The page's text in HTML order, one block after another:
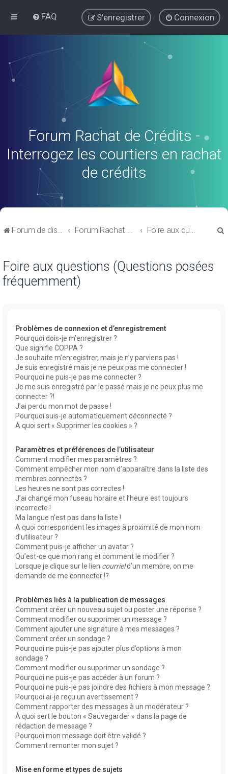
FAQ Connexion
S’enregistrer
Forum Rachat de Crédits -
Interrogez les courtiers en rachat
de crédits
Forum de discussions sur le Regroupement de Crédits et le Rachat de Crédits Forum Rachat de Crédits Foire aux questions (Questions posées fréquemment)
Foire aux questions (Questions posées
fréquemment)
Problèmes de connexion et d’enregistrement
Pourquoi dois-je m’enregistrer ?
Que signifie COPPA ?
Je souhaite m’enregistrer, mais je n’y parviens pas !
Je suis enregistré mais je ne peux pas me connecter !
Pourquoi ne puis-je pas me connecter ?
Je me suis enregistré par le passé mais je ne peux plus me
connecter ?!
J’ai perdu mon mot de passe !
Pourquoi suis-je automatiquement déconnecté ?
À quoi sert « Supprimer les cookies » ?
Paramètres et préférences de l’utilisateur
Comment modifier mes paramètres ?
Comment empêcher mon nom d’apparaître dans la liste des
membres connectés ?
Les heures ne sont pas correctes !
J’ai changé mon fuseau horaire et l’heure est toujours
incorrecte !
Ma langue n’est pas dans la liste !
A quoi correspondent les images à proximité de mon nom
d’utilisateur ?
Comment puis-je afficher un avatar ?
Qu’est-ce que mon rang et comment le modifier ?
Lorsque je clique sur le lien courrield’un membre, on me
demande de me connecter !?
Problèmes liés à la publication de messages
Comment créer un nouveau sujet ou poster une réponse ?
Comment modifier ou supprimer un message ?
Comment ajouter une signature à mes messages ?
Comment créer un sondage ?
Pourquoi ne puis-je pas ajouter plus d’options à mon
sondage ?
Comment modifier ou supprimer un sondage ?
Pourquoi ne puis-je pas accéder à un forum ?
Pourquoi ne puis-je pas joindre des fichiers à mon message ?
Pourquoi ai-je reçu un avertissement ?
Comment rapporter des messages à un modérateur ?
À quoi sert le bouton « Sauvegarder » dans la page de
rédaction de message ?
Pourquoi mon message doit être validé ?
Comment remonter mon sujet ?
Mise en forme et types de sujets